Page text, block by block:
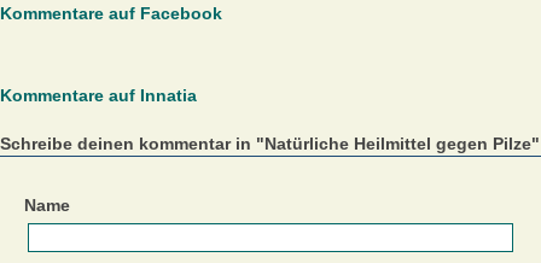
Kommentare auf Facebook
Kommentare auf Innatia
Schreibe deinen kommentar in "Natürliche Heilmittel gegen Pilze"
Name